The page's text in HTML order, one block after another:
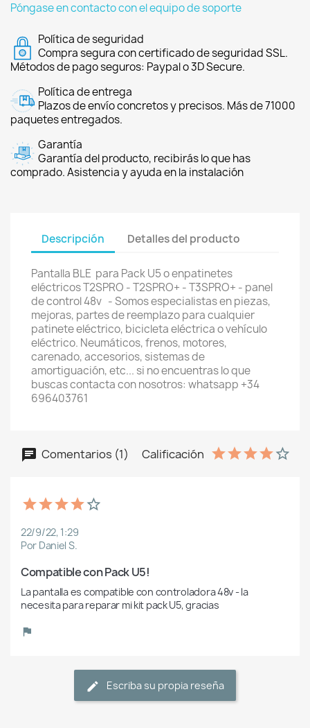
Póngase en contacto con el equipo de soporte
Política de seguridad
Compra segura con certificado de seguridad SSL.
Métodos de pago seguros: Paypal o 3D Secure.
Política de entrega
Plazos de envío concretos y precisos. Más de 71000
paquetes entregados.
Garantía
Garantía del producto, recibirás lo que has
comprado. Asistencia y ayuda en la instalación
Descripción Detalles del producto
Pantalla BLE para Pack U5 o enpatinetes
eléctricos T2SPRO - T2SPRO+ - T3SPRO+ - panel
de control 48v - Somos especialistas en piezas,
mejoras, partes de reemplazo para cualquier
patinete eléctrico, bicicleta eléctrica o vehículo
eléctrico. Neumáticos, frenos, motores,
carenado, accesorios, sistemas de
amortiguación, etc... si no encuentras lo que
buscas contacta con nosotros: whatsapp +34
696403761
Comentarios (1) Calificación
22/9/22, 1:29
Por Daniel S.
Compatible con Pack U5!
La pantalla es compatible con controladora 48v - la
necesita para reparar mi kit pack U5, gracias
Escriba su propia reseña